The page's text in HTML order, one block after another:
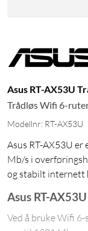
Asus RT-AX53U
Trådløs Wifi 6-
Modellnr: RT-AX53U
Asus RT-AX53U
Mb/s i
og stabilt internett
Asus RT-AX53U
Ved å bruke Wifi